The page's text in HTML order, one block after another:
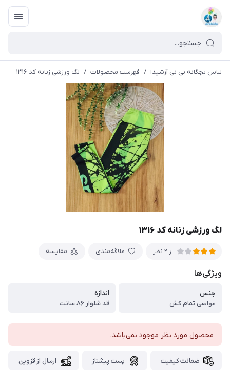
لباس بچگانه نی نی آرشیدا / فهرست محصولات / لگ ورزشی زنانه کد ۱۳۱۶
لگ ورزشی زنانه کد ۱۳۱۶
از 2 نظر علاقه‌مندی مقایسه
ویژگی‌ها
جنس
غواصی تمام کش
اندازه
قد شلوار ۸۶ سانت
محصول مورد نظر موجود نمی‌باشد.
ضمانت کیفیت پست پیشتاز ارسال از قزوین